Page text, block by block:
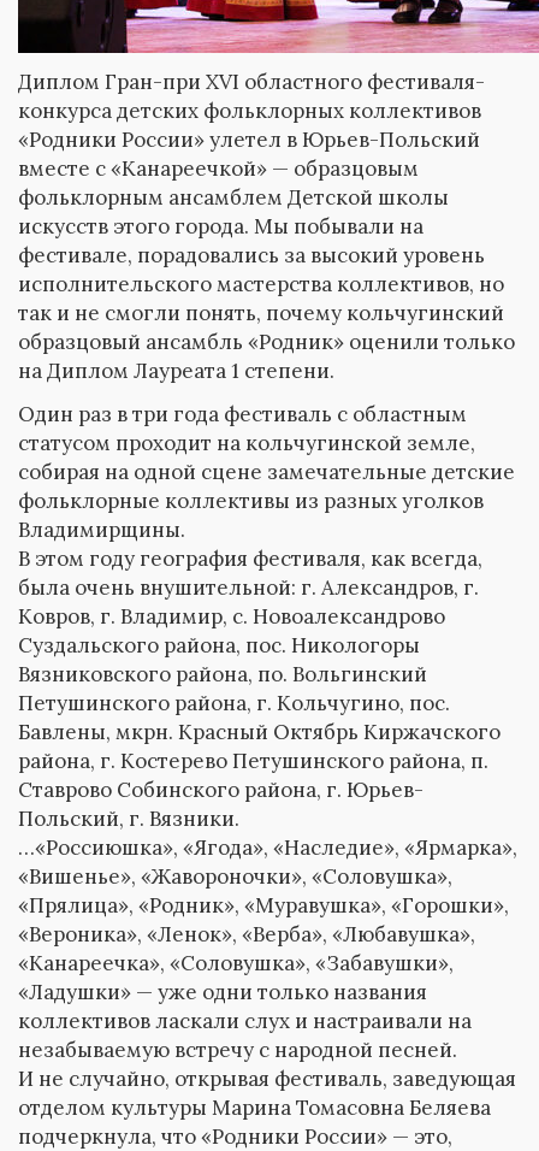
Диплом Гран-при XVI областного фестиваля-
конкурса детских фольклорных коллективов
«Родники России» улетел в Юрьев-Польский
вместе с «Канареечкой» — образцовым
фольклорным ансамблем Детской школы
искусств этого города. Мы побывали на
фестивале, порадовались за высокий уровень
исполнительского мастерства коллективов, но
так и не смогли понять, почему кольчугинский
образцовый ансамбль «Родник» оценили только
на Диплом Лауреата 1 степени.
Один раз в три года фестиваль с областным
статусом проходит на кольчугинской земле,
собирая на одной сцене замечательные детские
фольклорные коллективы из разных уголков
Владимирщины.
В этом году география фестиваля, как всегда,
была очень внушительной: г. Александров, г.
Ковров, г. Владимир, с. Новоалександрово
Суздальского района, пос. Никологоры
Вязниковского района, по. Вольгинский
Петушинского района, г. Кольчугино, пос.
Бавлены, мкрн. Красный Октябрь Киржачского
района, г. Костерево Петушинского района, п.
Ставрово Собинского района, г. Юрьев-
Польский, г. Вязники.
…«Россиюшка», «Ягода», «Наследие», «Ярмарка»,
«Вишенье», «Жавороночки», «Соловушка»,
«Прялица», «Родник», «Муравушка», «Горошки»,
«Вероника», «Ленок», «Верба», «Любавушка»,
«Канареечка», «Соловушка», «Забавушки»,
«Ладушки» — уже одни только названия
коллективов ласкали слух и настраивали на
незабываемую встречу с народной песней.
И не случайно, открывая фестиваль, заведующая
отделом культуры Марина Томасовна Беляева
подчеркнула, что «Родники России» — это,